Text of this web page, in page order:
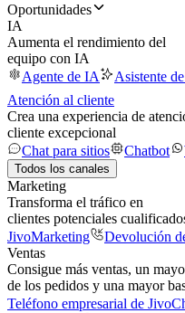
Oportunidades
IA
Aumenta el rendimiento del
equipo con IA
Agente de IA
Asistente
Atención al cliente
Crea una experiencia de
cliente excepcional
Chat para sitios
Chatbot
Todos los canales
Marketing
Transforma el tráfico en
clientes potenciales
JivoMarketing
Devolución
Ventas
Consigue más ventas, un
de los pedidos y una mayor
Teléfono empresarial de